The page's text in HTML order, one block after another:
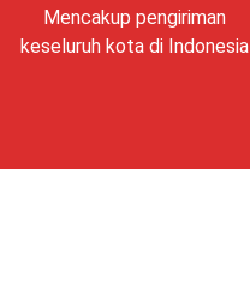
Mencakup pengiriman
keseluruh kota di Indonesia